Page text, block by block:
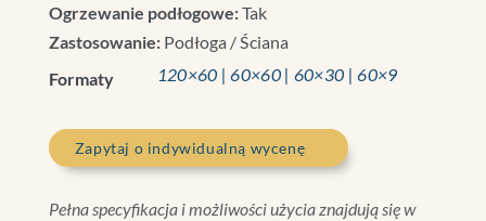
Ogrzewanie podłogowe:Tak
Zastosowanie:Podłoga / Ściana
Formaty
120×60 | 60×60 | 60×30 | 60×9
Zapytaj o indywidualną wycenę
Pełna specyfikacja i możliwości użycia znajdują się w